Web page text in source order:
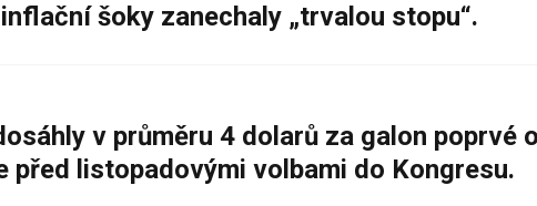
šoky zanechaly „trvalou stopu“.
v průměru 4 dolarů za galon
před listopadovými volbami do Kongresu.